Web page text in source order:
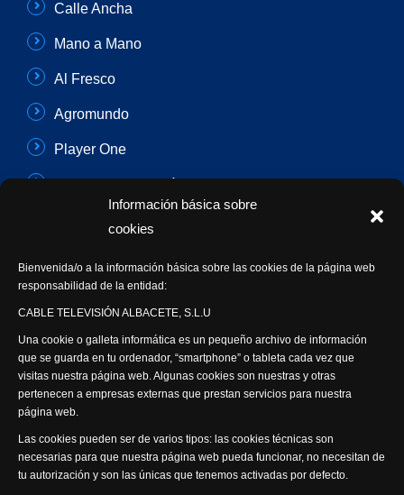
Información básica sobre
cookies
Bienvenida/o a la información básica sobre las cookies de la página web
responsabilidad de la entidad:
CABLE TELEVISIÓN ALBACETE, S.L.U
Una cookie o galleta informática es un pequeño archivo de información
que se guarda en tu ordenador, “smartphone” o tableta cada vez que
visitas nuestra página web. Algunas cookies son nuestras y otras
pertenecen a empresas externas que prestan servicios para nuestra
página web.
Las cookies pueden ser de varios tipos: las cookies técnicas son
necesarias para que nuestra página web pueda funcionar, no necesitan de
tu autorización y son las únicas que tenemos activadas por defecto.
Calle Ancha
Mano a Mano
Al Fresco
Agromundo
Player One
Síguenos